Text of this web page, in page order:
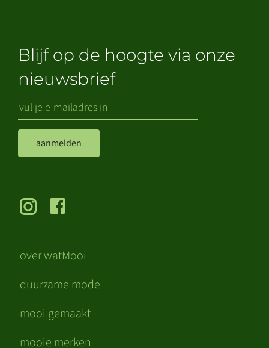
over watMooi
duurzame mode
mooi gemaakt
mooie merken
Blijf op de hoogte via onze
nieuwsbrief
aanmelden